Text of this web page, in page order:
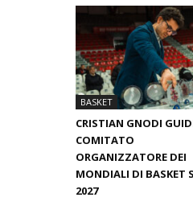
BASKET
CRISTIAN GNODI
COMITATO
ORGANIZZATORE DEI
MONDIALI DI BASKET
2027